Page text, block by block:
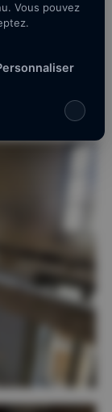
Vous pouvez